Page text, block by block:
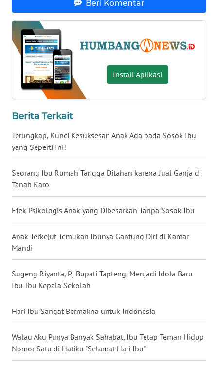
Beri Komentar
Install Aplikasi
Berita Terkait
Terungkap, Kunci Kesuksesan Anak Ada pada Sosok Ibu
yang Seperti Ini!
Seorang Ibu Rumah Tangga Ditahan karena Jual Ganja di
Tanah Karo
Efek Psikologis Anak yang Dibesarkan Tanpa Sosok Ibu
Anak Terkejut Temukan Ibunya Gantung Diri di Kamar
Mandi
Sugeng Riyanta, Pj Bupati Tapteng, Menjadi Idola Baru
Ibu-ibu Kepala Sekolah
Hari Ibu Sangat Bermakna untuk Indonesia
Walau Aku Punya Banyak Sahabat, Ibu Tetap Teman Hidup
Nomor Satu di Hatiku "Selamat Hari Ibu"
WN
KALTARA
WN
KALSEL
WN
KALTIM
WN
SULSEL
WN
GORONTALO
WN
WN
WN
MALUT
WN
DAIRI
WN
DANAU